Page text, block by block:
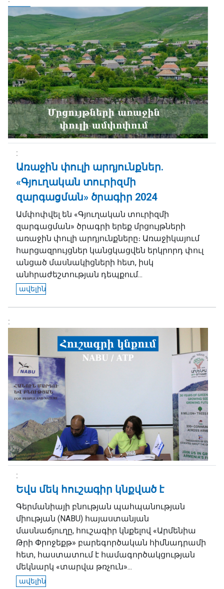
Առաջին փուլի արդյունքներ.
«Գյուղական տուրիզմի
զարգացման» ծրագիր 2024
Ամփոփվել են «Գյուղական տուրիզմի
զարգացման» ծրագրի երեք մրցույթների
առաջին փուլի արդյունքները։ Առաջիկայում
հարցազրույցներ կանցկացվեն երկրորդ փուլ
անցած մասնակիցների հետ, իսկ
անհրաժեշտության դեպքում...
ավելին
Եվս մեկ հուշագիր կնքված է
Գերմանիայի բնության պահպանության
միության (NABU) հայաստանյան
մասնաճյուղը, հուշագիր կնքելով «Արմենիա
Թրի Փրոջեքթ» բարեգործական հիմնադրամի
հետ, հաստատում է համագործակցության
մեկնարկ «տարվա թռչուն»...
ավելին